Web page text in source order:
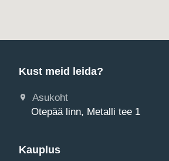
Kust meid leida?
Asukoht
Otepää linn, Metalli tee 1
Kauplus